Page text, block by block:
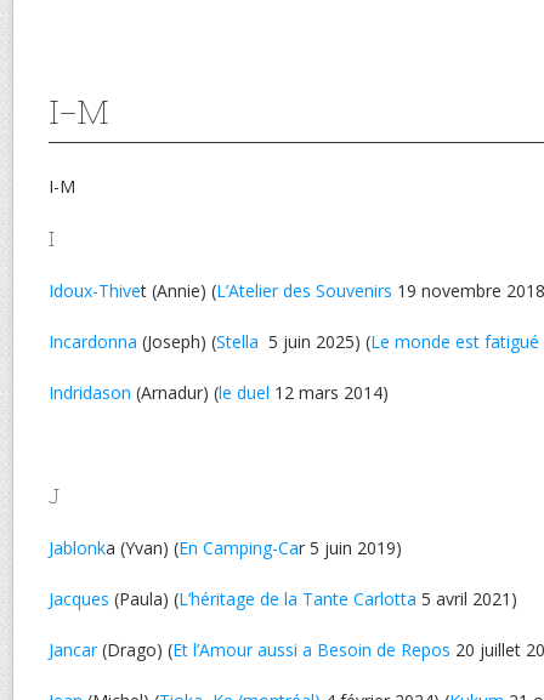
I-M
I-M
I
Idoux-Thivet (Annie) (L’Atelier des Souvenirs 19 novembre
Incardonna (Joseph) (Stella 5 juin 2025) (Le monde est fatigué
Indridason (Arnadur) (le duel 12 mars 2014)
J
Jablonka (Yvan) (En Camping-Car 5 juin 2019)
Jacques (Paula) (L’héritage de la Tante Carlotta 5 avril 2021)
Jancar(Drago) (Et l’Amour aussi a Besoin de Repos 20 juillet